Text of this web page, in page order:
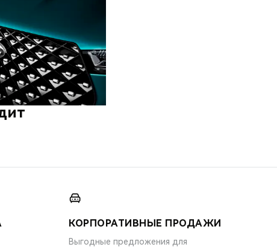
КОРПОРАТИВНЫЕ ПРОДАЖИ
Выгодные предложения для